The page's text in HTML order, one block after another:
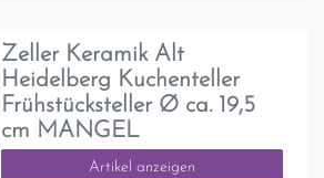
Zeller Keramik Alt
Heidelberg Kuchenteller
Frühstücksteller Ø ca. 19,5
cm MANGEL
Artikel anzeigen